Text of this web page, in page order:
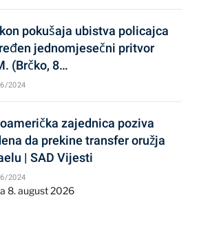
pokušaja ubistva policajca
jednomjesečni pritvor
(Brčko, 8…
2024
zajednica poziva
da prekine transfer oružja
| SAD Vijesti
2024